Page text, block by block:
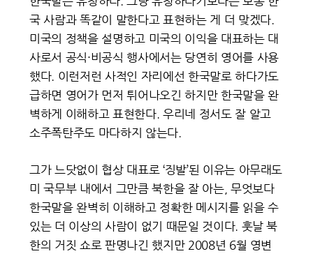
국 사람과 똑같이 말한다고 표현하는 게 더 맞겠다.
미국의 정책을 설명하고 미국의 이익을 대표하는 대
사로서 공식·비공식 행사에서는 당연히 영어를 사용
했다. 이런저런 사적인 자리에선 한국말로 하다가도
급하면 영어가 먼저 튀어나오긴 하지만 한국말을 완
벽하게 이해하고 표현한다. 우리네 정서도 잘 알고
소주폭탄주도 마다하지 않는다.
그가 느닷없이 협상 대표로 ‘징발’된 이유는 아무래도
미 국무부 내에서 그만큼 북한을 잘 아는, 무엇보다
한국말을 완벽히 이해하고 정확한 메시지를 읽을 수
있는 더 이상의 사람이 없기 때문일 것이다. 훗날 북
한의 거짓 쇼로 판명나긴 했지만 2008년 6월 영변